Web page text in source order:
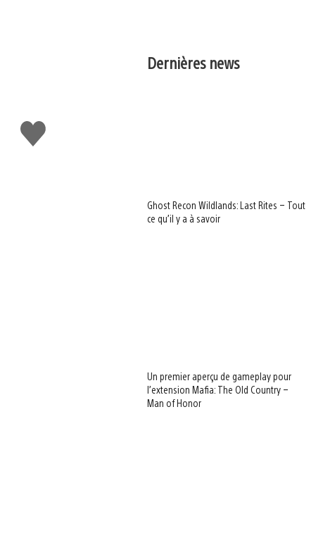
J'aime
Dernières news
Ghost Recon Wildlands: Last Rites – Tout
ce qu’il y a à savoir
Un premier aperçu de gameplay pour
l’extension Mafia: The Old Country –
Man of Honor